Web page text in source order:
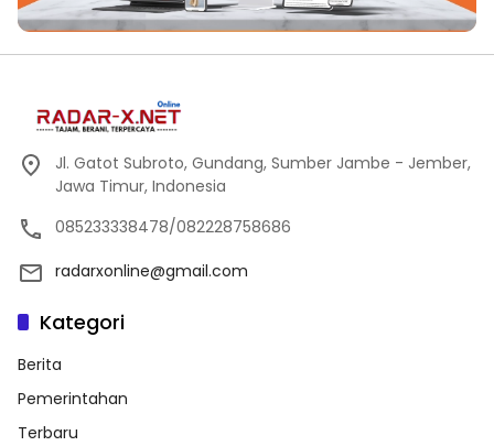
Jl. Gatot Subroto, Gundang, Sumber Jambe - Jember,
Jawa Timur, Indonesia
085233338478/082228758686
radarxonline@gmail.com
Kategori
Berita
Pemerintahan
Terbaru